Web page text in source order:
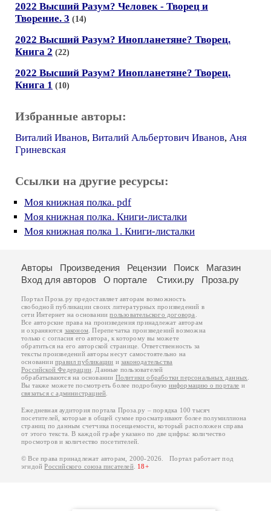
2022 Высший Разум? Человек - Творец и
Творение. 3 (14)
2022 Высший Разум? Инопланетяне? Творец.
Книга 2 (22)
2022 Высший Разум? Инопланетяне? Творец.
Книга 1 (10)
Избранные авторы:
Виталий Иванов, Виталий Альбертович Иванов, Аня
Гриневская
Ссылки на другие ресурсы:
Моя книжная полка. pdf
Моя книжная полка. Книги-листалки
Моя книжная полка 1. Книги-листалки
Авторы Произведения Рецензии Поиск
Магазин
Вход для авторов
О портале Стихи.ру Проза.ру
Портал Проза.ру предоставляет авторам возможность
свободной публикации своих литературных произведений в
сети Интернет на основаниипользовательского договора
Все авторские права на произведения принадлежат авторам
и охраняются законом . Перепечатка произведений возможна
только с согласия его автора, к которому вы можете
обратиться на его авторской странице. Ответственность за
тексты произведений авторы несут самостоятельно на
основанииправил публикации изаконодательства
Российской Федерации . Данные пользователей
обрабатываются на основании Политики обработки персональных данных
Вы также можете посмотреть более подробную информацию о портале и
связаться с администрацией
Ежедневная аудитория портала Проза.ру – порядка 100 тысяч
посетителей, которые в общей сумме просматривают более полумиллиона
страниц по данным счетчика посещаемости, который расположен справа
от этого текста. В каждой графе указано по две цифры: количество
просмотров и количество посетителей.
© Все права принадлежат авторам, 2000-2026. Портал работает под
эгидойРоссийского союза писателей. 18+